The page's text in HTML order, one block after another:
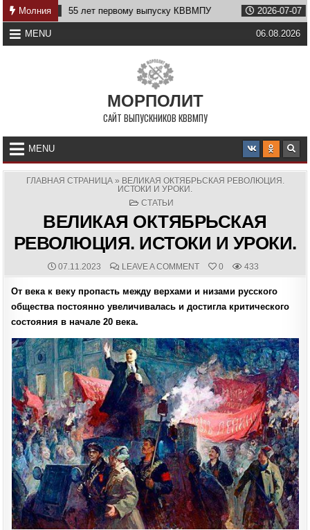
Skip
to
content
Молния
55 лет первому выпуску КВВМПУ 2026-07-07
MENU 06.08.2026
МОРПОЛИТ
САЙТ ВЫПУСКНИКОВ КВВМПУ
MENU
ГЛАВНАЯ СТРАНИЦА» ВЕЛИКАЯ ОКТЯБРЬСКАЯ РЕВОЛЮЦИЯ.
ИСТОКИ И УРОКИ.
POSTED
СТАТЬИ
ВЕЛИКАЯ ОКТЯБРЬСКАЯ
РЕВОЛЮЦИЯ. ИСТОКИ И УРОКИ.
PUBLISHED
DATE:
07.11.2023 COMMENTS:
LEAVE A COMMENTON
ВЕЛИКАЯ
РЕВОЛЮЦИЯ.
И
0 433
От века к веку пропасть между верхами и низами русского
общества постоянно увеличивалась и достигла критического
состояния в начале 20 века.